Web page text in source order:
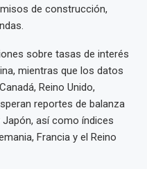
de construcción,
sobre tasas de interés
mientras que los datos
Reino Unido,
reportes de balanza
así como índices
Francia y el Reino